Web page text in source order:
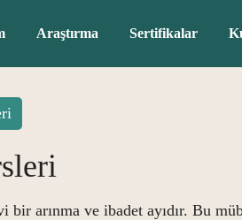
Araştırma Sertifikalar
arınma ve ibadet ayıdır. Bu